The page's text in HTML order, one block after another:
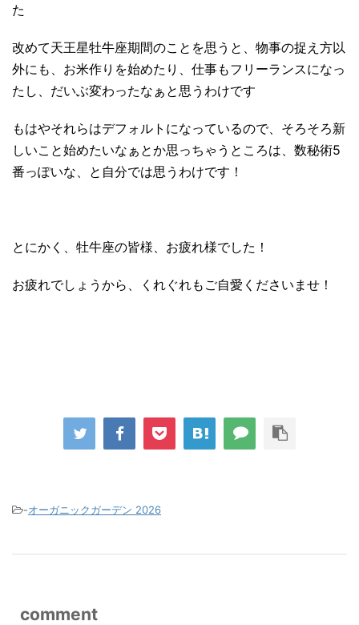
た
改めて天王星牡牛座期間のことを思うと、物事の捉え方以
外にも、お米作りを始めたり、仕事もフリーランスになっ
たし、だいぶ変わったなぁと思うわけです
もはやそれらはデフォルトになっているので、そろそろ新
しいこと始めたいなぁとか思っちゃうところは、数秘術5
番っぽいな、と自分では思うわけです！
とにかく、牡牛座の皆様、お疲れ様でした！
お疲れでしょうから、くれぐれもご自愛くださいませ！
-オーガニックガーデン 2026
comment